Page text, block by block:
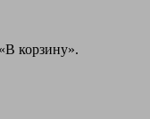
корзину».